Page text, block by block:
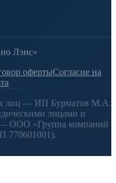
Лэнс»
офертыСогласие на
лиц — ИП Бурматов М.А.
лицами и
— ООО «Группа компаний
770601001).